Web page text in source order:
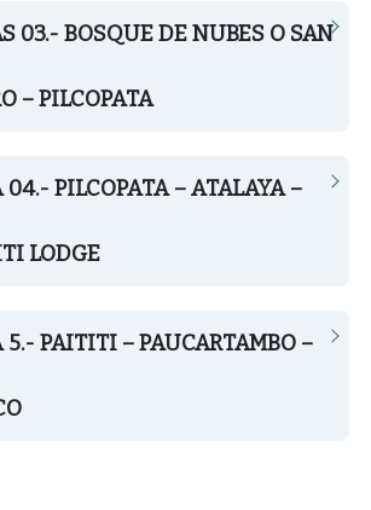
03.- BOSQUE DE NUBES O SAN
– PILCOPATA
04.- PILCOPATA – ATALAYA –
LODGE
5.- PAITITI – PAUCARTAMBO –